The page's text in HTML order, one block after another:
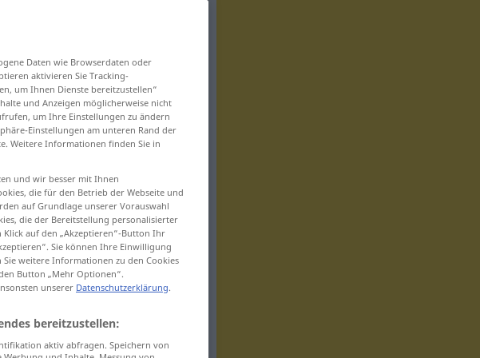
Daten wie Browserdaten oder
aktivieren Sie Tracking-
um Ihnen Dienste bereitzustellen“
und Anzeigen möglicherweise nicht
um Ihre Einstellungen zu ändern
Einstellungen am unteren Rand der
Weitere Informationen finden Sie in
und wir besser mit Ihnen
die für den Betrieb der Webseite und
auf Grundlage unserer Vorauswahl
die der Bereitstellung personalisierter
auf den „Akzeptieren“-Button Ihr
Sie können Ihre Einwilligung
weitere Informationen zu den Cookies
Button „Mehr Optionen“.
unserer Datenschutzerklärung.
bereitzustellen:
aktiv abfragen. Speichern von